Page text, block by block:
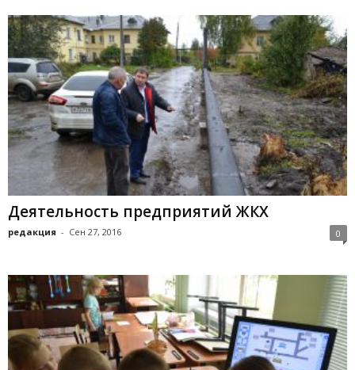
Деятельность предприятий ЖКХ
редакция - Сен 27, 2016 0